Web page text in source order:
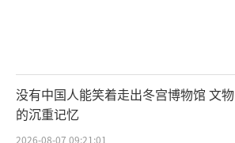
没有中国人能笑着走出冬宫博物馆 文物
的沉重记忆
2026-08-07 09:21:01